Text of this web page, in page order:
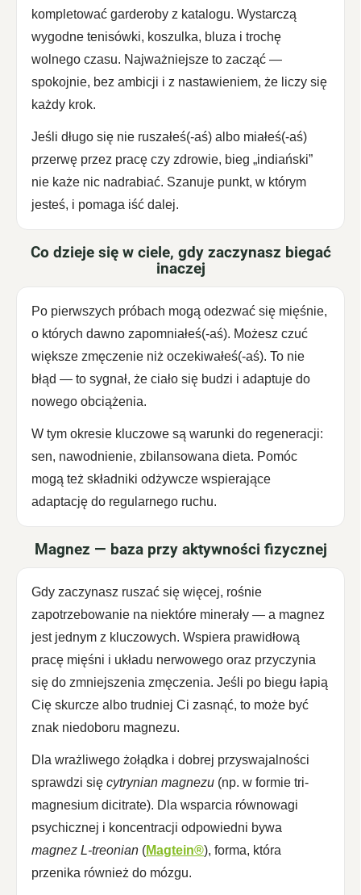
kompletować garderoby z katalogu. Wystarczą
wygodne tenisówki, koszulka, bluza i trochę
wolnego czasu. Najważniejsze to zacząć —
spokojnie, bez ambicji i z nastawieniem, że liczy się
każdy krok.
Jeśli długo się nie ruszałeś(-aś) albo miałeś(-aś)
przerwę przez pracę czy zdrowie, bieg „indiański”
nie każe nic nadrabiać. Szanuje punkt, w którym
jesteś, i pomaga iść dalej.
Co dzieje się w ciele, gdy zaczynasz biegać
inaczej
Po pierwszych próbach mogą odezwać się mięśnie,
o których dawno zapomniałeś(-aś). Możesz czuć
większe zmęczenie niż oczekiwałeś(-aś). To nie
błąd — to sygnał, że ciało się budzi i adaptuje do
nowego obciążenia.
W tym okresie kluczowe są warunki do regeneracji:
sen, nawodnienie, zbilansowana dieta. Pomóc
mogą też składniki odżywcze wspierające
adaptację do regularnego ruchu.
Magnez — baza przy aktywności fizycznej
Gdy zaczynasz ruszać się więcej, rośnie
zapotrzebowanie na niektóre minerały — a magnez
jest jednym z kluczowych. Wspiera prawidłową
pracę mięśni i układu nerwowego oraz przyczynia
się do zmniejszenia zmęczenia. Jeśli po biegu łapią
Cię skurcze albo trudniej Ci zasnąć, to może być
znak niedoboru magnezu.
Dla wrażliwego żołądka i dobrej przyswajalności
sprawdzi się cytrynian magnezu (np. w formie tri-
magnesium dicitrate). Dla wsparcia równowagi
psychicznej i koncentracji odpowiedni bywa
magnez L-treonian (Magtein®), forma, która
przenika również do mózgu.